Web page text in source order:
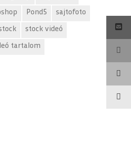
Pond5 sajtofoto
stock videó
tartalom